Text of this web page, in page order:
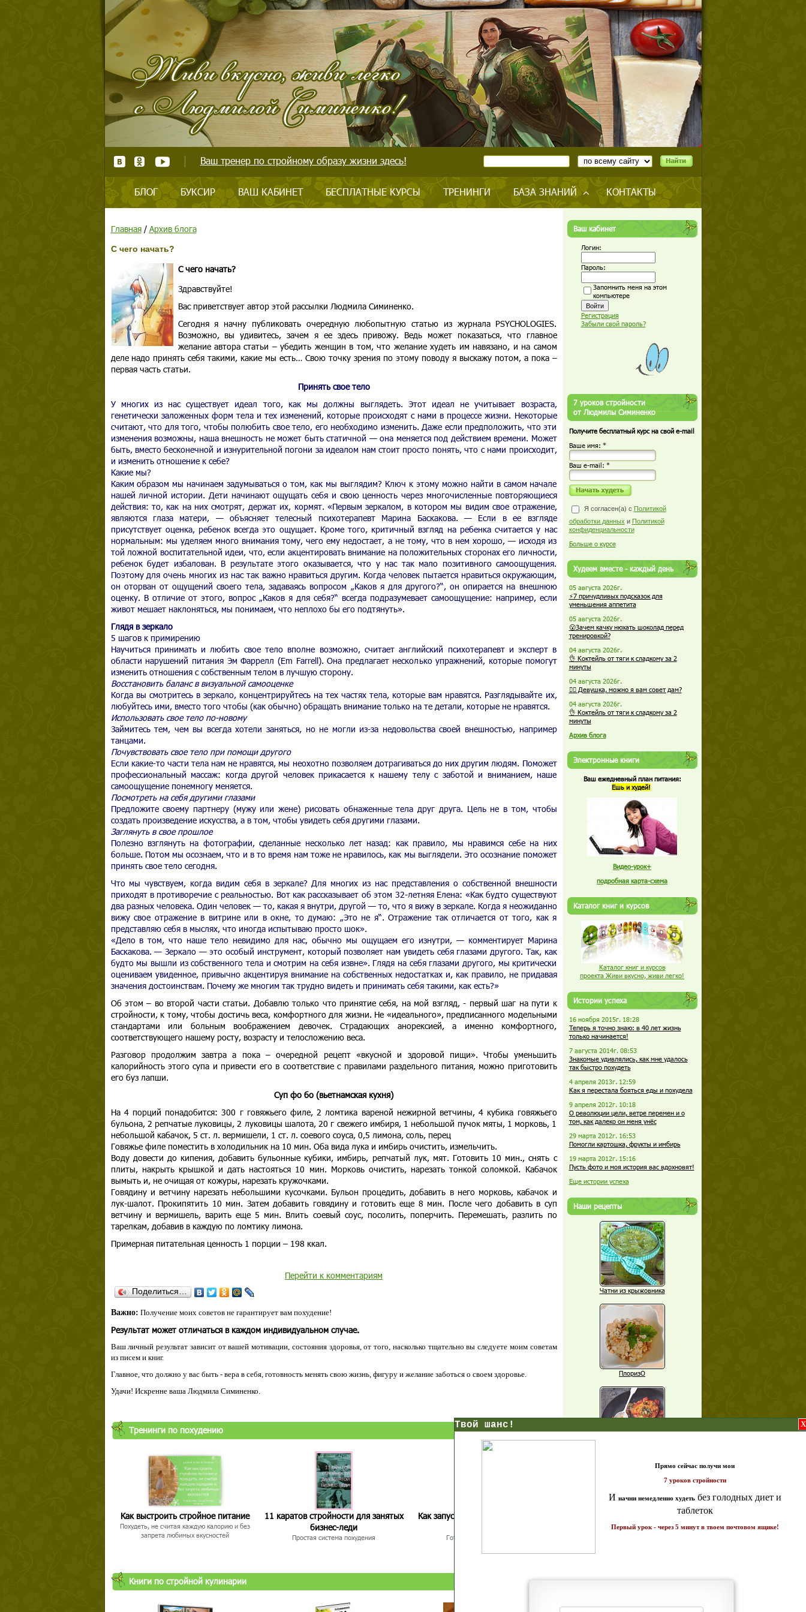
Ваш тренер по стройному образу жизни здесь!
БЛОГ БУКСИР ВАШ КАБИНЕТ БЕСПЛАТНЫЕ КУРСЫ ТРЕНИНГИ БАЗА ЗНАНИЙ КОНТАКТЫ
Главная/ Архив блога
С чего начать?
С чего начать?
Здравствуйте!
Вас приветствует автор этой рассылки Людмила Симиненко.
Сегодня я начну публиковать очередную любопытную статью из журнала PSYCHOLOGIES.
Возможно, вы удивитесь, зачем я ее здесь привожу. Ведь может показаться, что главное
желание автора статьи – убедить женщин в том, что желание худеть им навязано, и на самом
деле надо принять себя такими, какие мы есть… Свою точку зрения по этому поводу я выскажу потом, а пока –
первая часть статьи.
Принять свое тело
У многих из нас существует идеал того, как мы должны выглядеть. Этот идеал не учитывает возраста,
генетически заложенных форм тела и тех изменений, которые происходят с нами в процессе жизни. Некоторые
считают, что для того, чтобы полюбить свое тело, его необходимо изменить. Даже если предположить, что эти
изменения возможны, наша внешность не может быть статичной — она меняется под действием времени. Может
быть, вместо бесконечной и изнурительной погони за идеалом нам стоит просто понять, что с нами происходит,
и изменить отношение к себе?
Какие мы?
Каким образом мы начинаем задумываться о том, как мы выглядим? Ключ к этому можно найти в самом начале
нашей личной истории. Дети начинают ощущать себя и свою ценность через многочисленные повторяющиеся
действия: то, как на них смотрят, держат их, кормят. «Первым зеркалом, в котором мы видим свое отражение,
являются глаза матери, — объясняет телесный психотерапевт Марина Баскакова. — Если в ее взгляде
присутствует оценка, ребенок всегда это ощущает. Кроме того, критичный взгляд на ребенка считается у нас
нормальным: мы уделяем много внимания тому, чего ему недостает, а не тому, что в нем хорошо, — исходя из
той ложной воспитательной идеи, что, если акцентировать внимание на положительных сторонах его личности,
ребенок будет избалован. В результате этого оказывается, что у нас так мало позитивного самоощущения.
Поэтому для очень многих из нас так важно нравиться другим. Когда человек пытается нравиться окружающим,
он оторван от ощущений своего тела, задаваясь вопросом „Каков я для другого?“, он опирается на внешнюю
оценку. В отличие от этого, вопрос „Каков я для себя?“ всегда подразумевает самоощущение: например, если
живот мешает наклоняться, мы понимаем, что неплохо бы его подтянуть».
Глядя в зеркало
5 шагов к примирению
Научиться принимать и любить свое тело вполне возможно, считает английский психотерапевт и эксперт в
области нарушений питания Эм Фаррелл (Em Farrell). Она предлагает несколько упражнений, которые помогут
изменить отношения с собственным телом в лучшую сторону.
Восстановить баланс в визуальной самооценке
Когда вы смотритесь в зеркало, концентрируйтесь на тех частях тела, которые вам нравятся. Разглядывайте их,
любуйтесь ими, вместо того чтобы (как обычно) обращать внимание только на те детали, которые не нравятся.
Использовать свое тело по-новому
Займитесь тем, чем вы всегда хотели заняться, но не могли из-за недовольства своей внешностью, например
танцами.
Почувствовать свое тело при помощи другого
Если какие-то части тела нам не нравятся, мы неохотно позволяем дотрагиваться до них другим людям. Поможет
профессиональный массаж: когда другой человек прикасается к нашему телу с заботой и вниманием, наше
самоощущение понемногу меняется.
Посмотреть на себя другими глазами
Предложите своему партнеру (мужу или жене) рисовать обнаженные тела друг друга. Цель не в том, чтобы
создать произведение искусства, а в том, чтобы увидеть себя другими глазами.
Заглянуть в свое прошлое
Полезно взглянуть на фотографии, сделанные несколько лет назад: как правило, мы нравимся себе на них
больше. Потом мы осознаем, что и в то время нам тоже не нравилось, как мы выглядели. Это осознание поможет
принять свое тело сегодня.
Что мы чувствуем, когда видим себя в зеркале? Для многих из нас представления о собственной внешности
приходят в противоречие с реальностью. Вот как рассказывает об этом 32-летняя Елена: «Как будто существуют
два разных человека. Один человек — то, какая я внутри, другой — то, что я вижу в зеркале. Когда я неожиданно
вижу свое отражение в витрине или в окне, то думаю: „Это не я“. Отражение так отличается от того, как я
представляю себя в мыслях, что иногда испытываю просто шок».
«Дело в том, что наше тело невидимо для нас, обычно мы ощущаем его изнутри, — комментирует Марина
Баскакова. — Зеркало — это особый инструмент, который позволяет нам увидеть себя глазами другого. Так, как
будто мы вышли из собственного тела и смотрим на себя извне». Глядя на себя глазами другого, мы критически
оцениваем увиденное, привычно акцентируя внимание на собственных недостатках и, как правило, не придавая
значения достоинствам. Почему же многим так трудно видеть и принимать себя такими, как есть?»
Об этом – во второй части статьи. Добавлю только что принятие себя, на мой взгляд, - первый шаг на пути к
стройности, к тому, чтобы достичь веса, комфортного для жизни. Не «идеального», предписанного модельными
стандартами или больным воображением девочек. Страдающих анорексией, а именно комфортного,
соответствующего нашему росту, возрасту и телосложению веса.
Разговор продолжим завтра а пока – очередной рецепт «вкусной и здоровой пищи». Чтобы уменьшить
калорийность этого супа и привести его в соответствие с правилами раздельного питания, можно приготовить
его буз лапши.
Суп фо бо (вьетнамская кухня)
На 4 порций понадобится: 300 г говяжьего филе, 2 ломтика вареной нежирной ветчины, 4 кубика говяжьего
бульона, 2 репчатые луковицы, 2 луковицы шалота, 20 г свежего имбиря, 1 небольшой пучок мяты, 1 морковь, 1
небольшой кабачок, 5 ст. л. вермишели, 1 ст. л. соевого соуса, 0,5 лимона, соль, перец
Говяжье филе поместить в холодильник на 10 мин. Оба вида лука и имбирь очистить, измельчить.
Воду довести до кипения, добавить бульонные кубики, имбирь, репчатый лук, мят. Готовить 10 мин., снять с
плиты, накрыть крышкой и дать настояться 10 мин. Морковь очистить, нарезать тонкой соломкой. Кабачок
вымыть и, не очищая от кожуры, нарезать кружочками.
Говядину и ветчину нарезать небольшими кусочками. Бульон процедить, добавить в него морковь, кабачок и
лук-шалот. Прокипятить 10 мин. Затем добавить говядину и готовить еще 8 мин. После чего добавить в суп
ветчину и вермишель, варить еще 5 мин. Влить соевый соус, посолить, поперчить. Перемешать, разлить по
тарелкам, добавив в каждую по ломтику лимона.
Примерная питательная ценность 1 порции – 198 ккал.
Перейти к комментариям
Поделиться…
Важно: Получение моих советов не гарантирует вам похудение!
Результат может отличаться в каждом индивидуальном случае.
Ваш личный результат зависит от вашей мотивации, состояния здоровья, от того, насколько тщательно вы следуете моим советам
из писем и книг.
Главное, что должно у вас быть - вера в себя, готовность менять свою жизнь, фигуру и желание заботься о своем здоровье.
Удачи! Искренне ваша Людмила Симиненко.
Тренинги по похудению
Как выстроить стройное питание
Похудеть, не считая каждую калорию и без
запрета любимых вкусностей
11 каратов стройности для занятых
бизнес-леди
Простая система похудения
Как запустить жиросжигание за 7
Готовый план-сценарий
Книги по стройной кулинарии
Ваш кабинет
Логин:
Пароль:
Запомнить меня на этом
компьютере
Регистрация
Забыли свой пароль?
7 уроков стройности
от Людмилы Симиненко
Получите бесплатный курс на свой e-mail
Ваше имя: *
Ваш е-mail: *
Я согласен(а) с Политикой
обработки данных и Политикой
конфиденциальности
Больше о курсе
Худеем вместе - каждый день
05 августа 2026г.
⚡7 причудливых подсказок для
уменьшения аппетита
05 августа 2026г.
😮Зачем качку нюхать шоколад перед
тренировкой?
04 августа 2026г.
👌 Коктейль от тяги к сладкому за 2
минуты
04 августа 2026г.
🏋️‍♀️ Девушка, можно я вам совет дам?
04 августа 2026г.
👌 Коктейль от тяги к сладкому за 2
минуты
Архив блога
Электронные книги
Ваш ежедневный план питания:
Ешь и худей!
Видео-урок+
подробная карта-схема
Каталог книг и курсов
Каталог книг и курсов
проекта Живи вкусно, живи легко!
Истории успеха
16 ноября 2015г. 18:28
Теперь я точно знаю: в 40 лет жизнь
только начинается!
7 августа 2014г. 08:53
Знакомые удивлялись, как мне удалось
так быстро похудеть
4 апреля 2013г. 12:59
Как я перестала бояться еды и похудела
9 апреля 2012г. 10:18
О революции цели, ветре перемен и о
том, как далеко он меня унёс
29 марта 2012г. 16:53
Помогли картошка, фрукты и имбирь
19 марта 2012г. 15:16
Пусть фото и моя история вас вдохновят!
Еще истории успеха
Наши рецепты
Чатни из крыжовника
ПлоризО
Еще рецепты
середине дня?
Твой шанс!